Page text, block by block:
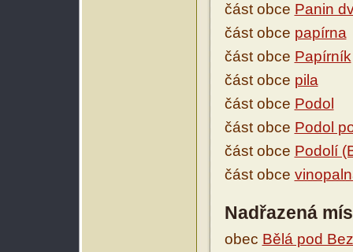
část obce Panin
část obce papírna
část obce Papírník
část obce pila
část obce Podol
část obce Podol
část obce Podolí
část obce
Nadřazená
obec Bělá pod